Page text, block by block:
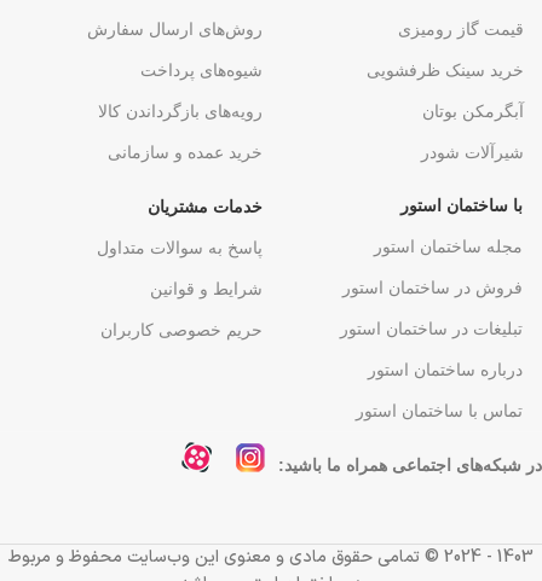
قیمت گاز رومیزی
خرید سینک ظرفشویی
آبگرمکن بوتان
شیرآلات شودر
روش‌های ارسال سفارش
شیوه‌های پرداخت
رویه‌های بازگرداندن کالا
خرید عمده و سازمانی
با ساختمان استور
مجله ساختمان استور
فروش در ساختمان استور
تبلیغات در ساختمان استور
درباره ساختمان استور
تماس با ساختمان استور
خدمات مشتریان
پاسخ به سوالات متداول
شرایط و قوانین
حریم خصوصی کاربران
در شبکه‌های اجتماعی همراه ما باشید:
1403 - 2024 ©️ تمامی حقوق مادی و معنوی این وب‌سایت محفوظ و مربوط